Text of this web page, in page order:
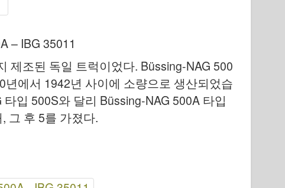
– IBG 35011
제조된 독일 트럭이었다. Büssing-NAG 500
에서 1942년 사이에 소량으로 생산되었습
입 500S와 달리 Büssing-NAG 500A 타입
그 후 5를 가졌다.